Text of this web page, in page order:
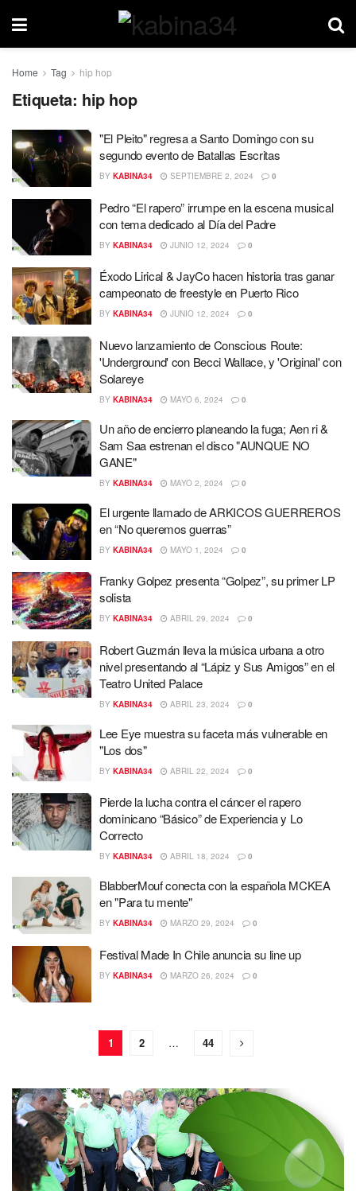
Home Tag hip hop
Etiqueta: hip hop
"El Pleito" regresa a Santo Domingo con su
segundo evento de Batallas Escritas
BY KABINA34 SEPTIEMBRE 2, 2024 0
Pedro “El rapero” irrumpe en la escena musical
con tema dedicado al Día del Padre
BY KABINA34 JUNIO 12, 2024 0
Éxodo Lirical & JayCo hacen historia tras ganar
campeonato de freestyle en Puerto Rico
BY KABINA34 JUNIO 12, 2024 0
Nuevo lanzamiento de Conscious Route:
'Underground' con Becci Wallace, y 'Original' con
Solareye
BY KABINA34 MAYO 6, 2024 0
Un año de encierro planeando la fuga; Aen ri &
Sam Saa estrenan el disco "AUNQUE NO
GANE"
BY KABINA34 MAYO 2, 2024 0
El urgente llamado de ARKICOS GUERREROS
en “No queremos guerras”
BY KABINA34 MAYO 1, 2024 0
Franky Golpez presenta “Golpez”, su primer LP
solista
BY KABINA34 ABRIL 29, 2024 0
Robert Guzmán lleva la música urbana a otro
nivel presentando al “Lápiz y Sus Amigos” en el
Teatro United Palace
BY KABINA34 ABRIL 23, 2024 0
Lee Eye muestra su faceta más vulnerable en
"Los dos"
BY KABINA34 ABRIL 22, 2024 0
Pierde la lucha contra el cáncer el rapero
dominicano “Básico” de Experiencia y Lo
Correcto
BY KABINA34 ABRIL 18, 2024 0
BlabberMouf conecta con la española MCKEA
en "Para tu mente"
BY KABINA34 MARZO 29, 2024 0
Festival Made In Chile anuncia su line up
BY KABINA34 MARZO 26, 2024 0
1 2 … 44